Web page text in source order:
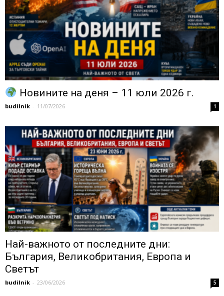
Новините на деня – 11 юли 2026 г.
budilnik - 11/07/2026 1
Най-важното от последните дни:
България, Великобритания, Европа и
Светът
budilnik - 23/06/2026 5